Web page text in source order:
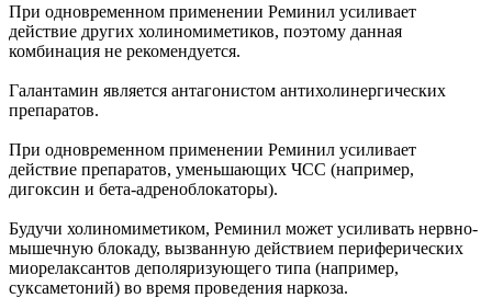
При одновременном применении Реминил усиливает
действие других холиномиметиков, поэтому данная
комбинация не рекомендуется.
Галантамин является антагонистом антихолинергических
препаратов.
При одновременном применении Реминил усиливает
действие препаратов, уменьшающих ЧСС (например,
дигоксин и бета-адреноблокаторы).
Будучи холиномиметиком, Реминил может усиливать нервно-
мышечную блокаду, вызванную действием периферических
миорелаксантов деполяризующего типа (например,
суксаметоний) во время проведения наркоза.